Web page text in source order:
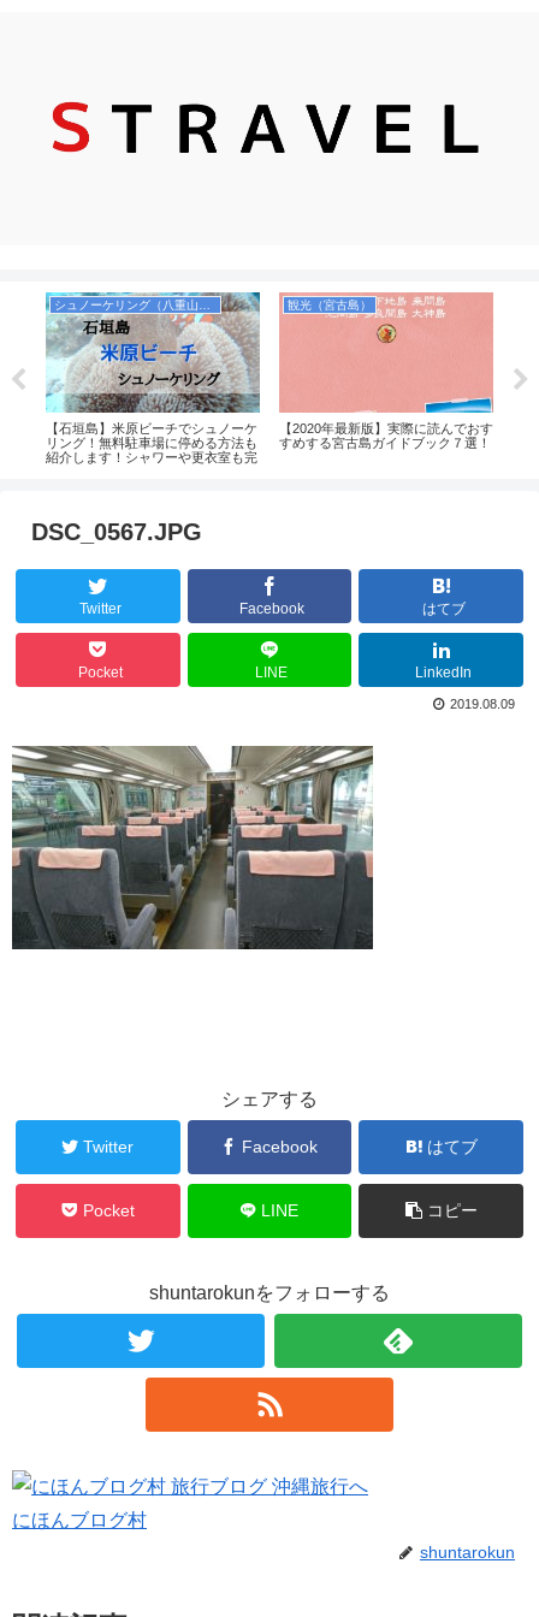
【石垣島】米原ビーチでシュノーケ
リング！無料駐車場に停める方法も
紹介します！シャワーや更衣室も完
観光（宮古島）
【2020年最新版】実際に読んでおす
すめする宮古島ガイドブック７選！
DSC_0567.JPG
Twitter Facebook はてブ
Pocket LINE LinkedIn
2019.08.09
シェアする
Twitter Facebook はてブ
Pocket LINE コピー
shuntarokunをフォローする
にほんブログ村
shuntarokun